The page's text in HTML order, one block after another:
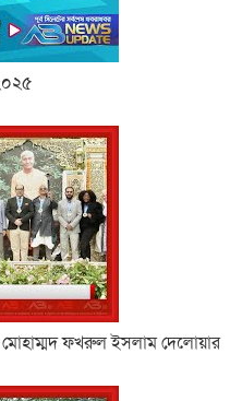
মোহাম্মদ ফখরুল ইসলাম দেলোয়ার